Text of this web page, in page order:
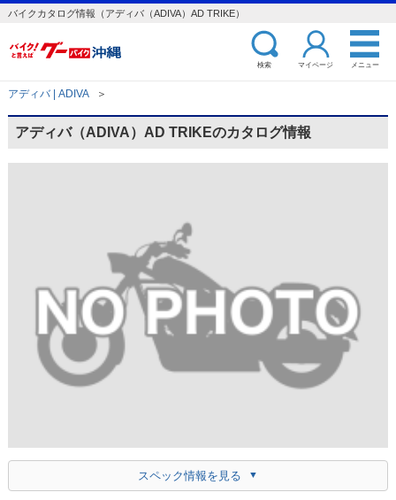
バイクカタログ情報（アディバ（ADIVA）AD TRIKE）
検索 マイページ メニュー
アディバ | ADIVA ＞
アディバ（ADIVA）AD TRIKEのカタログ情報
スペック情報を見る